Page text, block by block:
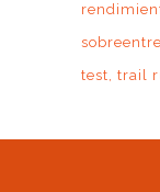
test trail